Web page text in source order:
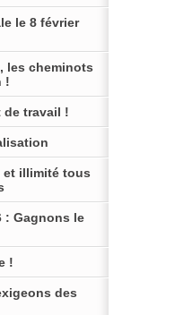
le 8 février
les cheminots
!
de travail !
et illimité tous
: Gagnons le
!
des